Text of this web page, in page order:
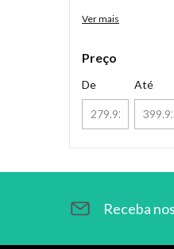
Ver mais
Preço
De Até
Receba